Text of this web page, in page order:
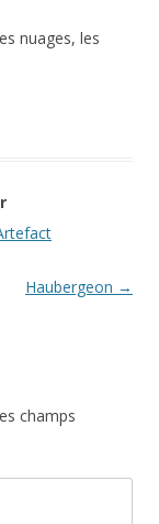
nuages, les
Haubergeon →
champs